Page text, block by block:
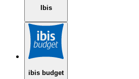
Ibis
ibis budget